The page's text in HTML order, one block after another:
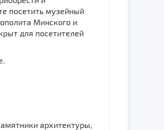
посетить музейный
Минского и
для посетителей
архитектуры,